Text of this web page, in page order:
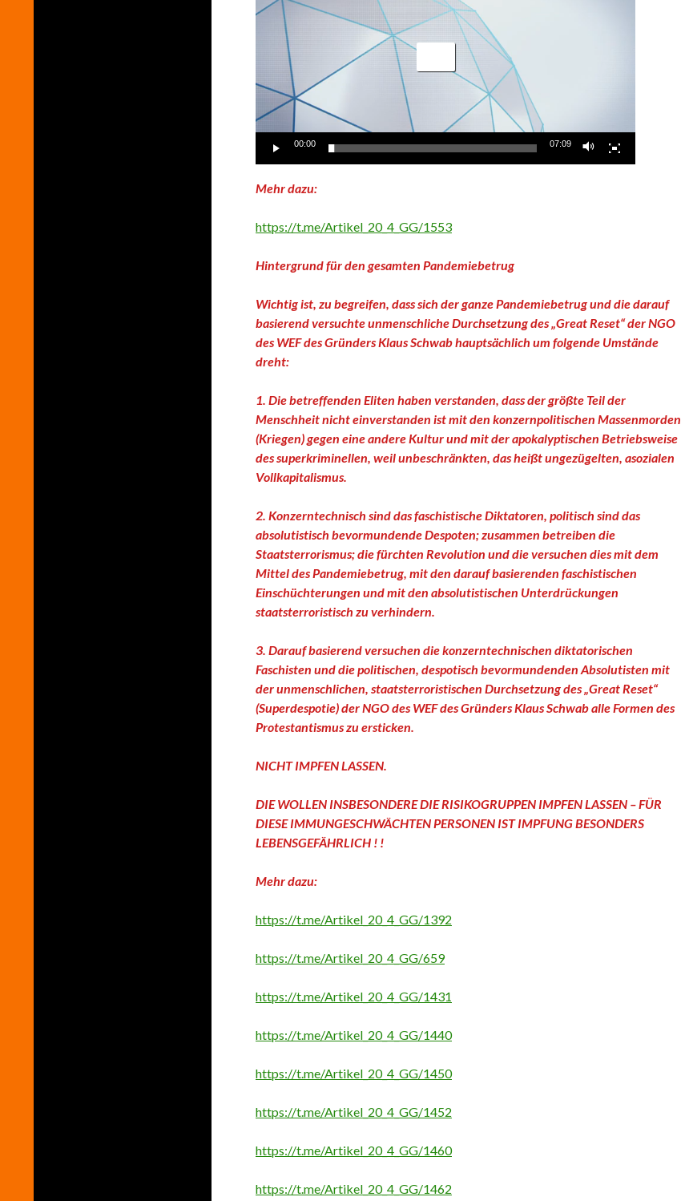
00:00 07:09
Mehr dazu:
https://t.me/Artikel_20_4_GG/1553
Hintergrund für den gesamten Pandemiebetrug
Wichtig ist, zu begreifen, dass sich der ganze Pandemiebetrug und die darauf
basierend versuchte unmenschliche Durchsetzung des „Great Reset“ der NGO
des WEF des Gründers Klaus Schwab hauptsächlich um folgende Umstände
dreht:
1. Die betreffenden Eliten haben verstanden, dass der größte Teil der
Menschheit nicht einverstanden ist mit den konzernpolitischen Massenmorden
(Kriegen) gegen eine andere Kultur und mit der apokalyptischen Betriebsweise
des superkriminellen, weil unbeschränkten, das heißt ungezügelten, asozialen
Vollkapitalismus.
2. Konzerntechnisch sind das faschistische Diktatoren, politisch sind das
absolutistisch bevormundende Despoten; zusammen betreiben die
Staatsterrorismus; die fürchten Revolution und die versuchen dies mit dem
Mittel des Pandemiebetrug, mit den darauf basierenden faschistischen
Einschüchterungen und mit den absolutistischen Unterdrückungen
staatsterroristisch zu verhindern.
3. Darauf basierend versuchen die konzerntechnischen diktatorischen
Faschisten und die politischen, despotisch bevormundenden Absolutisten mit
der unmenschlichen, staatsterroristischen Durchsetzung des „Great Reset“
(Superdespotie) der NGO des WEF des Gründers Klaus Schwab alle Formen des
Protestantismus zu ersticken.
NICHT IMPFEN LASSEN.
DIE WOLLEN INSBESONDERE DIE RISIKOGRUPPEN IMPFEN LASSEN – FÜR
DIESE IMMUNGESCHWÄCHTEN PERSONEN IST IMPFUNG BESONDERS
LEBENSGEFÄHRLICH ! !
Mehr dazu:
https://t.me/Artikel_20_4_GG/1392
https://t.me/Artikel_20_4_GG/659
https://t.me/Artikel_20_4_GG/1431
https://t.me/Artikel_20_4_GG/1440
https://t.me/Artikel_20_4_GG/1450
https://t.me/Artikel_20_4_GG/1452
https://t.me/Artikel_20_4_GG/1460
https://t.me/Artikel_20_4_GG/1462